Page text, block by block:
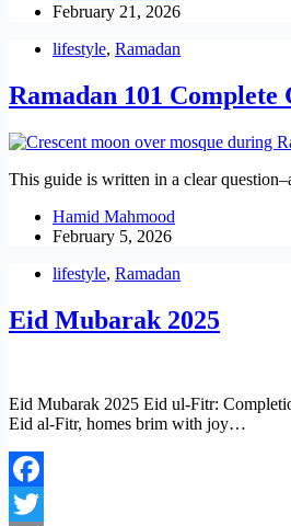
February 21, 2026
lifestyle, Ramadan
Ramadan 101
This guide is written in a clear
Hamid Mahmood
February 5, 2026
lifestyle, Ramadan
Eid Mubarak 2025
Eid Mubarak 2025 Eid ul-Fitr:
Eid al-Fitr, homes brim with joy…
Facebook